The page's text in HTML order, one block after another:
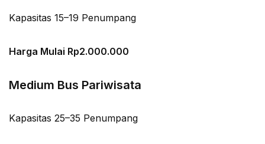
Kapasitas 15–19 Penumpang
Harga Mulai Rp2.000.000
Medium Bus Pariwisata
Kapasitas 25–35 Penumpang